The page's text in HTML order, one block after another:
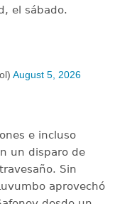
el sábado.
August 5, 2026
e incluso
un disparo de
Sin
aprovechó